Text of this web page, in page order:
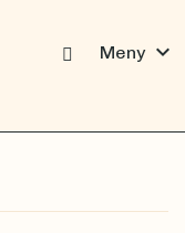
Meny expand_more